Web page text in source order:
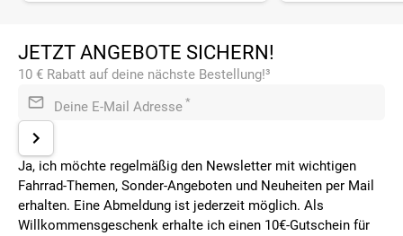
JETZT ANGEBOTE SICHERN!
10 € Rabatt auf deine nächste Bestellung!³
Deine E-Mail Adresse *
Ja, ich möchte regelmäßig den Newsletter mit wichtigen
Fahrrad-Themen, Sonder-Angeboten und Neuheiten per Mail
erhalten. Eine Abmeldung ist jederzeit möglich. Als
Willkommensgeschenk erhalte ich einen 10€-Gutschein für